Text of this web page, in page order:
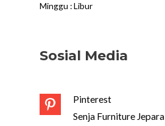
Minggu : Libur
Sosial Media
Pinterest
Senja Furniture Jepara